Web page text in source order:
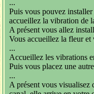
...
Puis vous pouvez
accueillez la vibration de
A présent vous allez
Vous accueillez la fleur et
...
Accueillez les vibrations
Puis vous placez une
...
A présent vous visualisez